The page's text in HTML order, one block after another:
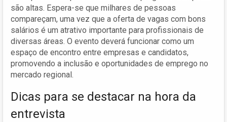
são altas. Espera-se que milhares de pessoas
compareçam, uma vez que a oferta de vagas com bons
salários é um atrativo importante para profissionais de
diversas áreas. O evento deverá funcionar como um
espaço de encontro entre empresas e candidatos,
promovendo a inclusão e oportunidades de emprego no
mercado regional.
Dicas para se destacar na hora da
entrevista